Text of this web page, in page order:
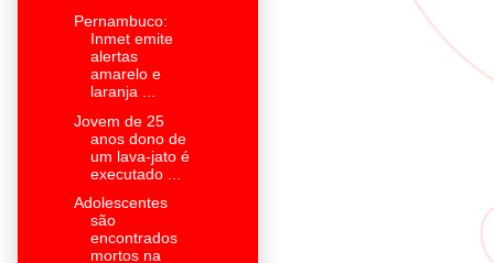
Pernambuco:
Inmet emite
alertas
amarelo e
laranja ...
Jovem de 25
anos dono de
um lava-jato é
executado ...
Adolescentes
são
encontrados
mortos na